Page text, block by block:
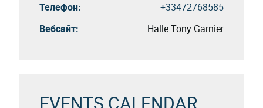
Телефон:
+33472768585
Вебсайт:
Halle Tony Garnier
EVENTS CALENDAR